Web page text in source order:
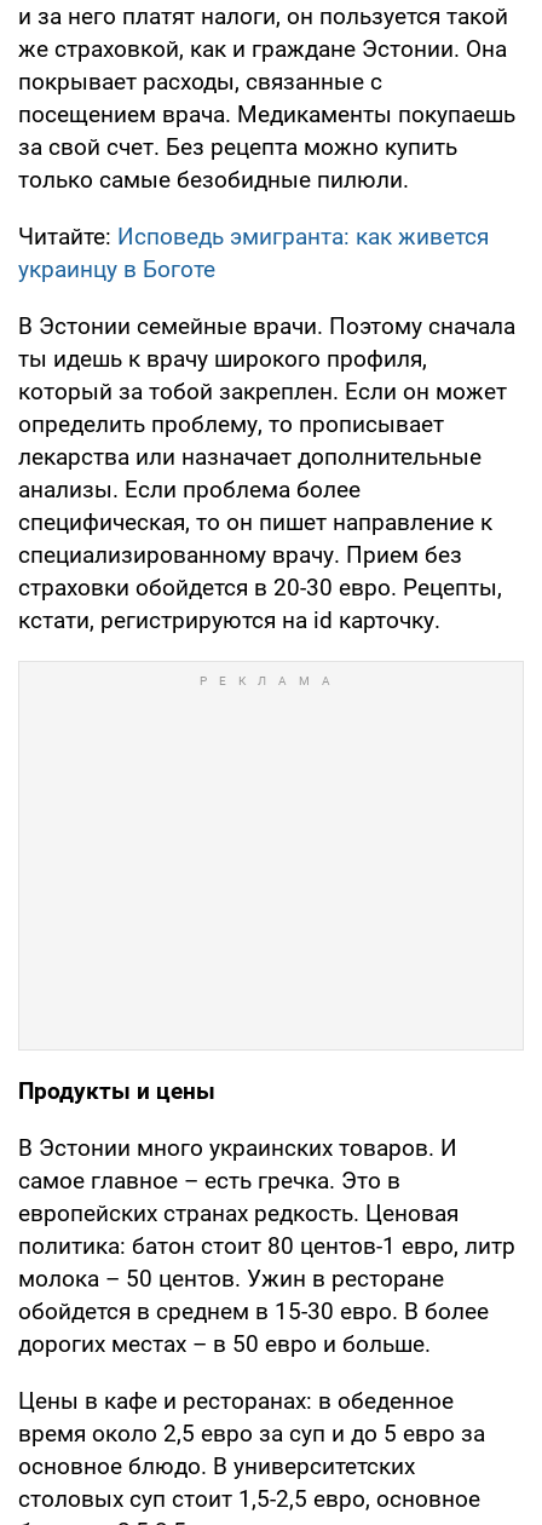
и за него платят налоги, он пользуется такой
же страховкой, как и граждане Эстонии. Она
покрывает расходы, связанные с
посещением врача. Медикаменты покупаешь
за свой счет. Без рецепта можно купить
только самые безобидные пилюли.
Читайте: Исповедь эмигранта: как живется
украинцу в Боготе
В Эстонии семейные врачи. Поэтому сначала
ты идешь к врачу широкого профиля,
который за тобой закреплен. Если он может
определить проблему, то прописывает
лекарства или назначает дополнительные
анализы. Если проблема более
специфическая, то он пишет направление к
специализированному врачу. Прием без
страховки обойдется в 20-30 евро. Рецепты,
кстати, регистрируются на id карточку.
Продукты и цены
В Эстонии много украинских товаров. И
самое главное – есть гречка. Это в
европейских странах редкость. Ценовая
политика: батон стоит 80 центов-1 евро, литр
молока – 50 центов. Ужин в ресторане
обойдется в среднем в 15-30 евро. В более
дорогих местах – в 50 евро и больше.
Цены в кафе и ресторанах: в обеденное
время около 2,5 евро за суп и до 5 евро за
основное блюдо. В университетских
столовых суп стоит 1,5-2,5 евро, основное